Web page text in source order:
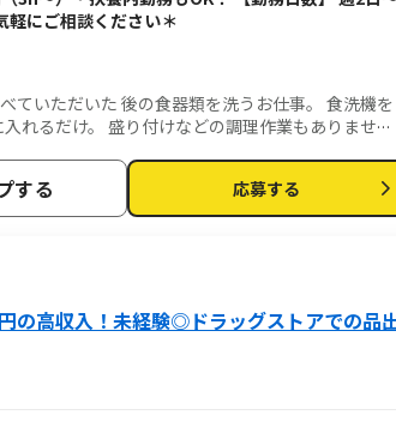
にご相談ください＊
ていただいた 後の食器類を洗うお仕事。 食洗機を
れるだけ。 盛り付けなどの調理作業もありませ
する 応募する
高収入！未経験◎ドラッグストアでの品